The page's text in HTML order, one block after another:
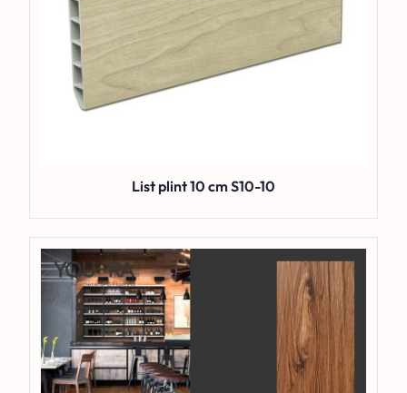
List plint 10 cm S10-10